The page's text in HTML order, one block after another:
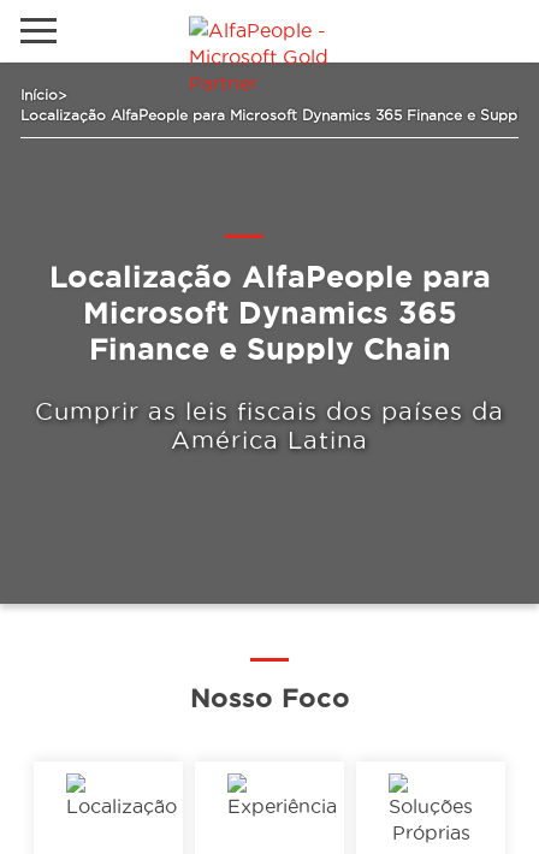
Início>
Localização AlfaPeople para Microsoft Dynamics 365 Finance e Supply
Localização AlfaPeople para
Microsoft Dynamics 365
Finance e Supply Chain
Cumprir as leis fiscais dos países da
América Latina
Nosso Foco
Soluções
Indústrias
Serviços
Eventos
Conteúdos
Sites Internacionais
Dinamarca
Estados Unidos
Oriente Médio